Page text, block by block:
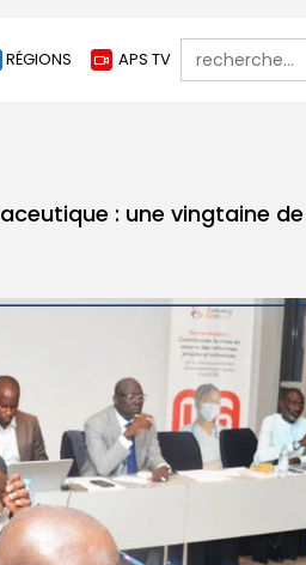
RÉGIONS APS TV
Search
for:
: une vingtaine